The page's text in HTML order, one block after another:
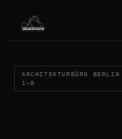
ARCHITEKTURBÜRO BERLIN
1–8